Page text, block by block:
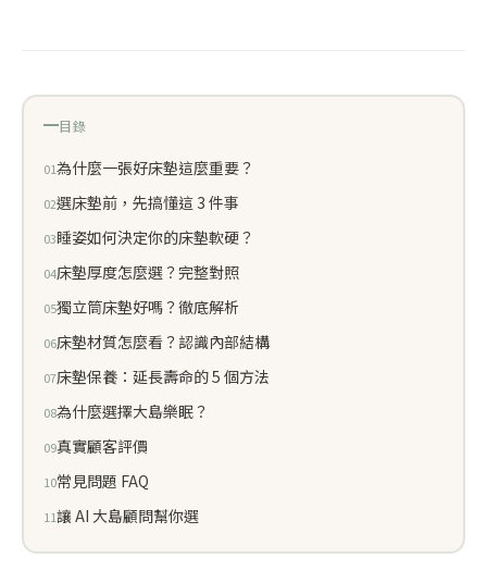
目錄
為什麼一張好床墊這麼重要？
選床墊前，先搞懂這 3 件事
睡姿如何決定你的床墊軟硬？
床墊厚度怎麼選？完整對照
獨立筒床墊好嗎？徹底解析
床墊材質怎麼看？認識內部結構
床墊保養：延長壽命的 5 個方法
為什麼選擇大島樂眠？
真實顧客評價
常見問題 FAQ
讓 AI 大島顧問幫你選